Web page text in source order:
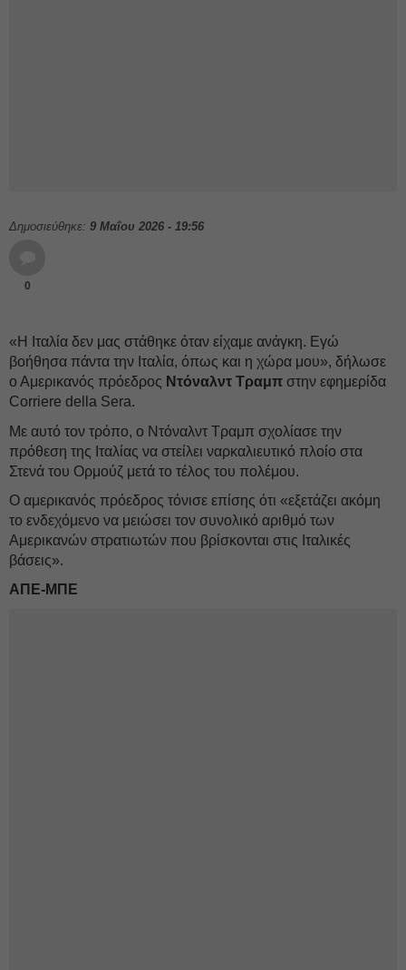
Δημοσιεύθηκε: 9 Μαΐου 2026 - 19:56
0
«Η Ιταλία δεν μας στάθηκε όταν είχαμε ανάγκη. Εγώ
βοήθησα πάντα την Ιταλία, όπως και η χώρα μου», δήλωσε
ο Αμερικανός πρόεδρος Ντόναλντ Τραμπ στην εφημερίδα
Corriere della Sera.
Με αυτό τον τρόπο, ο Ντόναλντ Τραμπ σχολίασε την
πρόθεση της Ιταλίας να στείλει ναρκαλιευτικό πλοίο στα
Στενά του Ορμούζ μετά το τέλος του πολέμου.
Ο αμερικανός πρόεδρος τόνισε επίσης ότι «εξετάζει ακόμη
το ενδεχόμενο να μειώσει τον συνολικό αριθμό των
Αμερικανών στρατιωτών που βρίσκονται στις Ιταλικές
βάσεις».
ΑΠΕ-ΜΠΕ